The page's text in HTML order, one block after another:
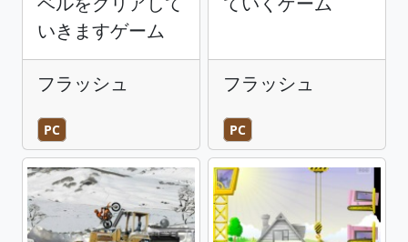
いきますゲーム
フラッシュ
PC
フラッシュ
PC